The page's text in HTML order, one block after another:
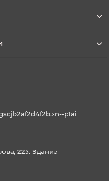
p1ai
225. Здание